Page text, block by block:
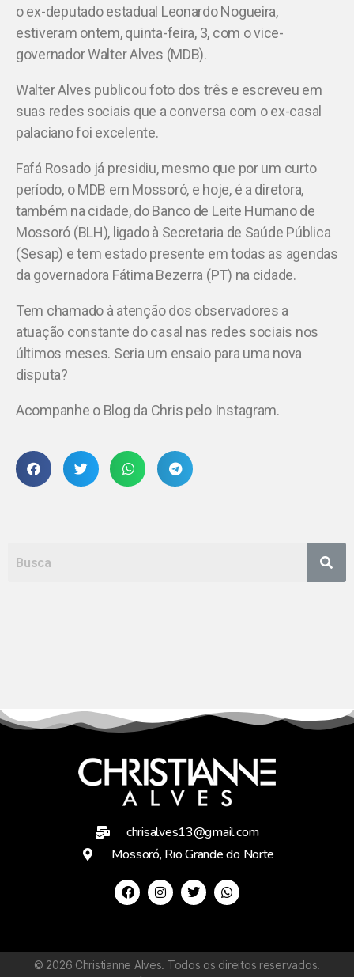
o ex-deputado estadual Leonardo Nogueira,
estiveram ontem, quinta-feira, 3, com o vice-
governador Walter Alves (MDB).
Walter Alves publicou foto dos três e escreveu em
suas redes sociais que a conversa com o ex-casal
palaciano foi excelente.
Fafá Rosado já presidiu, mesmo que por um curto
período, o MDB em Mossoró, e hoje, é a diretora,
também na cidade, do Banco de Leite Humano de
Mossoró (BLH), ligado à Secretaria de Saúde Pública
(Sesap) e tem estado presente em todas as agendas
da governadora Fátima Bezerra (PT) na cidade.
Tem chamado à atenção dos observadores a
atuação constante do casal nas redes sociais nos
últimos meses. Seria um ensaio para uma nova
disputa?
Acompanhe o Blog da Chris pelo Instagram.
chrisalves13@gmail.com
Mossoró, Rio Grande do Norte
© 2026 Christianne Alves. Todos os direitos reservados.